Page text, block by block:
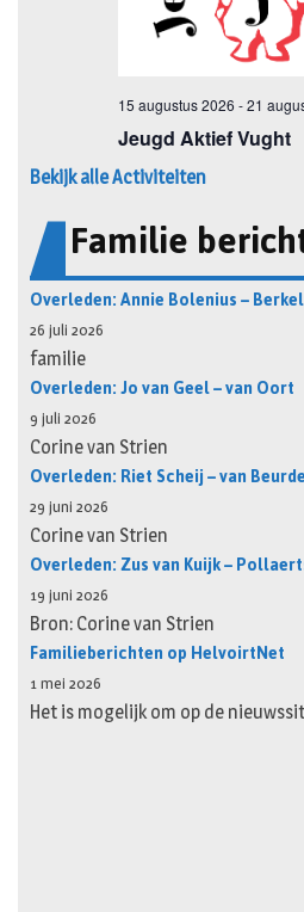
Bekijk alle Activiteiten
Familie
Overleden: Annie Bolenius –
26 juli 2026
familie
Overleden: Jo van Geel – van Oort
9 juli 2026
Corine van Strien
Overleden: Riet Scheij – van
29 juni 2026
Corine van Strien
Overleden: Zus van Kuijk –
19 juni 2026
Bron: Corine van Strien
Familieberichten op HelvoirtNet
1 mei 2026
Het is mogelijk om op de